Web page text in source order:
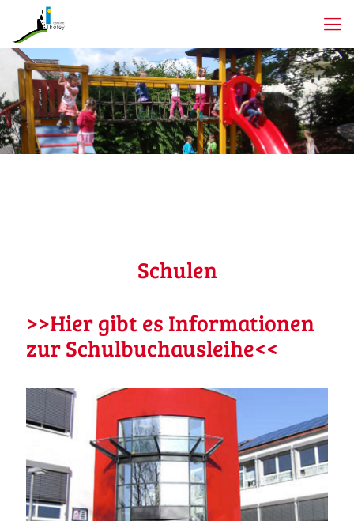
Schulen
>>Hier gibt es Informationen
zur Schulbuchausleihe<<